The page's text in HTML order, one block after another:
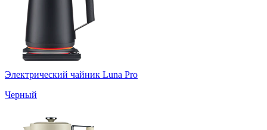
Электрический чайник Luna Pro
Черный